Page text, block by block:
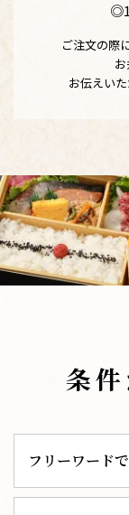
ご注文の際
お伝えい
条